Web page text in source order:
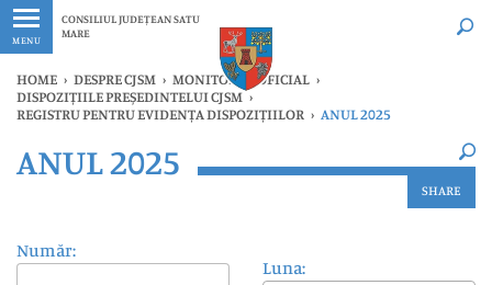
MENU
CONSILIUL JUDEȚEAN SATU
MARE
Ultimele
HOME › DESPRE CJSM › MONITORUL OFICIAL ›
DISPOZIȚIILE PREȘEDINTELUI CJSM ›
REGISTRU PENTRU EVIDENȚA DISPOZIȚIILOR › ANUL 2025
Ultimele ×
ANUL 2025
SHARE
Număr:
Luna: